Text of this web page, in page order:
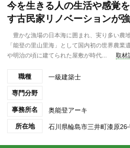
今を生きる人の生活や感覚
す古民家リノベーションが
豊かな漁場の日本海に囲まれ、実り多い農
「能登の里山里海」として国内初の世界農
や明治の頃に建てられた屋敷が時代...
取材
職種 一級建築士
専門分野
事務所名 奥能登アーキ
所在地 石川県輪島市三井町漆原